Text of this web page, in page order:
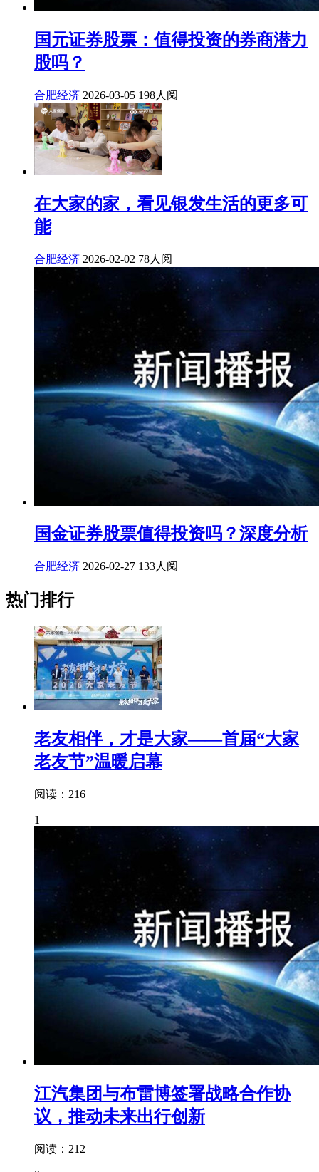
国元证券股票：值得投资的券商潜力
股吗？
合肥经济 2026-03-05 198人阅
在大家的家，看见银发生活的更多可
能
合肥经济 2026-02-02 78人阅
国金证券股票值得投资吗？深度分析
合肥经济 2026-02-27 133人阅
热门排行
老友相伴，才是大家——首届“大家
老友节”温暖启幕
阅读：216
1
江汽集团与布雷博签署战略合作协
议，推动未来出行创新
阅读：212